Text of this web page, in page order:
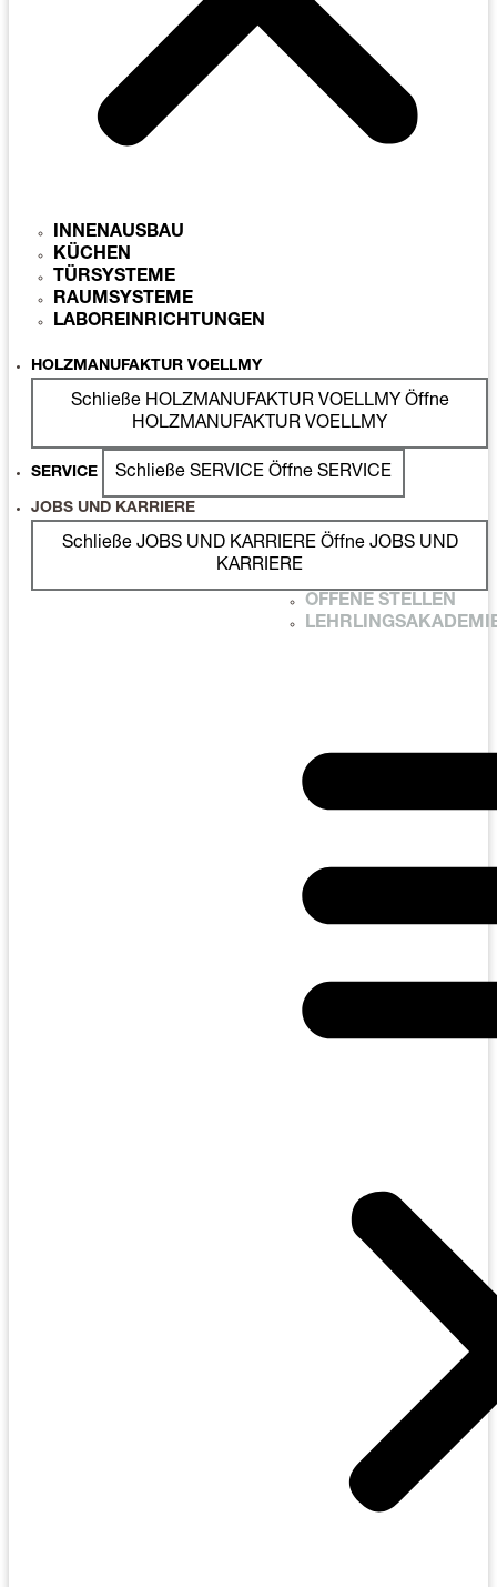
INNENAUSBAU
KÜCHEN
TÜRSYSTEME
RAUMSYSTEME
LABOREINRICHTUNGEN
HOLZMANUFAKTUR VOELLMY
Schließe HOLZMANUFAKTUR VOELLMY Öffne
HOLZMANUFAKTUR VOELLMY
SERVICE Schließe SERVICE Öffne SERVICE
JOBS UND KARRIERE
Schließe JOBS UND KARRIERE Öffne JOBS UND
KARRIERE
OFFENE STELLEN